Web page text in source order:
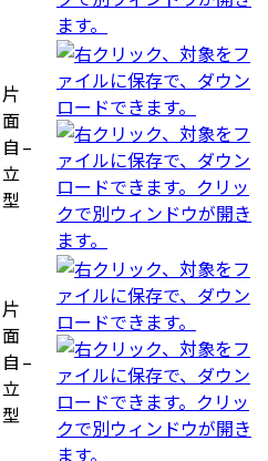
片
面
自
立
型
–
片
面
自
立
型
–